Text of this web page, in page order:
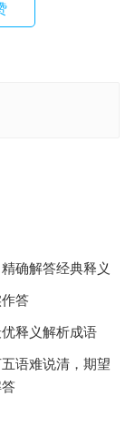
确解答经典释义
答
释义解析成语
语难说清，期望